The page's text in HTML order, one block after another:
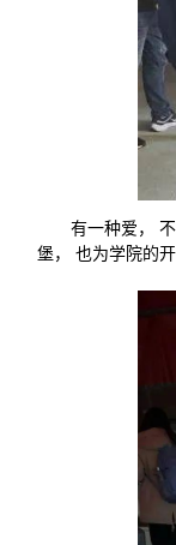
有一种爱，
堡， 也为学院的